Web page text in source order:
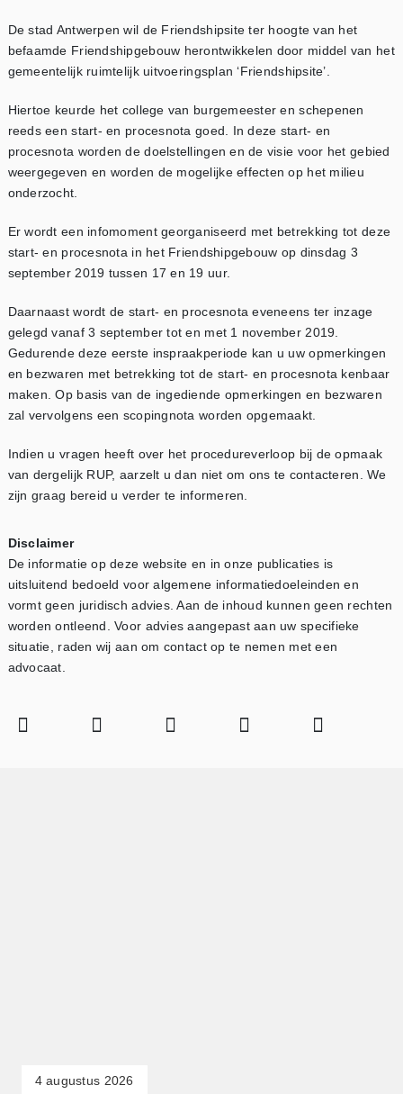
TEAM
PUBLICATIES
OPLEIDINGEN
De stad Antwerpen wil de Friendshipsite ter hoogte van het
befaamde Friendshipgebouw herontwikkelen door middel van het
gemeentelijk ruimtelijk uitvoeringsplan ‘Friendshipsite’.
Hiertoe keurde het college van burgemeester en schepenen
reeds een start- en procesnota goed. In deze start- en
procesnota worden de doelstellingen en de visie voor het gebied
weergegeven en worden de mogelijke effecten op het milieu
onderzocht.
Er wordt een infomoment georganiseerd met betrekking tot deze
start- en procesnota in het Friendshipgebouw op dinsdag 3
september 2019 tussen 17 en 19 uur.
Daarnaast wordt de start- en procesnota eveneens ter inzage
gelegd vanaf 3 september tot en met 1 november 2019.
Gedurende deze eerste inspraakperiode kan u uw opmerkingen
en bezwaren met betrekking tot de start- en procesnota kenbaar
maken. Op basis van de ingediende opmerkingen en bezwaren
zal vervolgens een scopingnota worden opgemaakt.
Indien u vragen heeft over het procedureverloop bij de opmaak
van dergelijk RUP, aarzelt u dan niet om ons te contacteren. We
zijn graag bereid u verder te informeren.
Disclaimer
De informatie op deze website en in onze publicaties is
uitsluitend bedoeld voor algemene informatiedoeleinden en
vormt geen juridisch advies. Aan de inhoud kunnen geen rechten
worden ontleend. Voor advies aangepast aan uw specifieke
situatie, raden wij aan om contact op te nemen met een
advocaat.
4 augustus 2026